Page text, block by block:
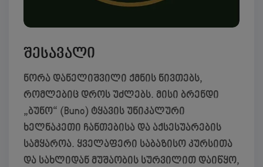
შესავალი
ნორა დანელიშვილი ქმნის ნივთებს,
რომლებიც დროს უძლებს. მისი ბრენდი
„ბუნო“ (Buno) ტყავის უნიკალური
ხელნაკეთი ჩანთებისა და აქსესუარების
სამყაროა. ყველაფერი საბაზისო კურსითა
და სახლიდან მუშაობის სურვილით დაიწყო,